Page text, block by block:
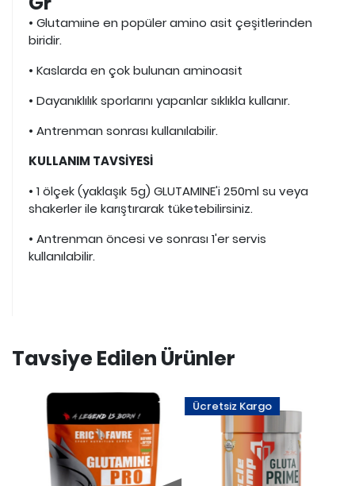
• Glutamıine en popüler amino asit çeşitlerinden
biridir.
• Kaslarda en çok bulunan aminoasit
• Dayanıklılık sporlarını yapanlar sıklıkla kullanır.
• Antrenman sonrası kullanılabilir.
KULLANIM TAVSİYESİ
• 1 ölçek (yaklaşık 5g) GLUTAMINE'i 250ml su veya
shakerler ile karıştırarak tüketebilirsiniz.
• Antrenman öncesi ve sonrası 1'er servis
kullanılabilir.
Tavsiye Edilen Ürünler
Ücretsiz Kargo